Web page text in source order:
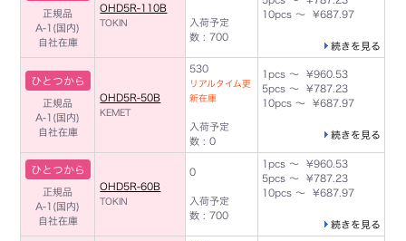
正規品
A-1(国内)
自社在庫
OHD5R-110B
TOKIN
入荷予定
数 : 700
10pcs ～ ¥687.97
続きを見る
ひとつから
正規品
A-1(国内)
自社在庫
OHD5R-50B
KEMET
530
リアルタイム更
新在庫
入荷予定
数 : 0
1pcs ～ ¥960.53
5pcs ～ ¥787.23
10pcs ～ ¥687.97
続きを見る
ひとつから
正規品
A-1(国内)
自社在庫
OHD5R-60B
TOKIN
0
入荷予定
数 : 700
1pcs ～ ¥960.53
5pcs ～ ¥787.23
10pcs ～ ¥687.97
続きを見る